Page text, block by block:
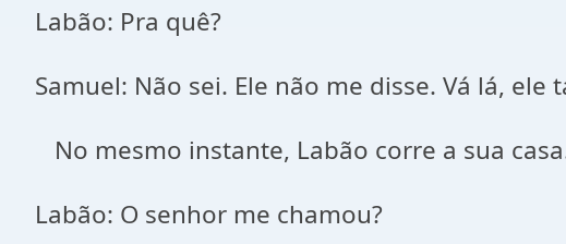
Labão: Pra quê?
Samuel: Não sei. Ele não me disse. Vá lá,
No mesmo instante, Labão corre a sua
Labão: O senhor me chamou?